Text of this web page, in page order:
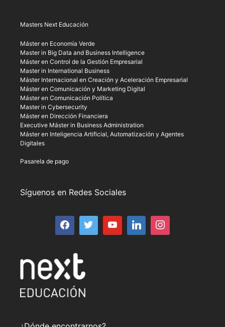
Masters Next Educación
Máster en Economía Verde
Master in Big Data and Business Intelligence
Máster en Control de la Gestión Empresarial
Master in International Business
Máster Internacional en Creación y Aceleración Empresarial
Máster en Comunicación y Marketing Digital
Máster en Comunicación Política
Master in Cybersecurity
Máster en Dirección Financiera
Executive Máster in Business Administration
Máster en Inteligencia Artificial, Automatización y Agentes
Digitales
Pasarela de pago
Síguenos en Redes Sociales